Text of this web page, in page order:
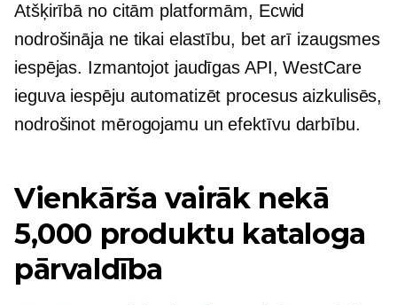
Atšķirībā no citām platformām, Ecwid
nodrošināja ne tikai elastību, bet arī izaugsmes
iespējas. Izmantojot jaudīgas API, WestCare
ieguva iespēju automatizēt procesus aizkulisēs,
nodrošinot mērogojamu un efektīvu darbību.
Vienkārša vairāk nekā
5,000 produktu kataloga
pārvaldība